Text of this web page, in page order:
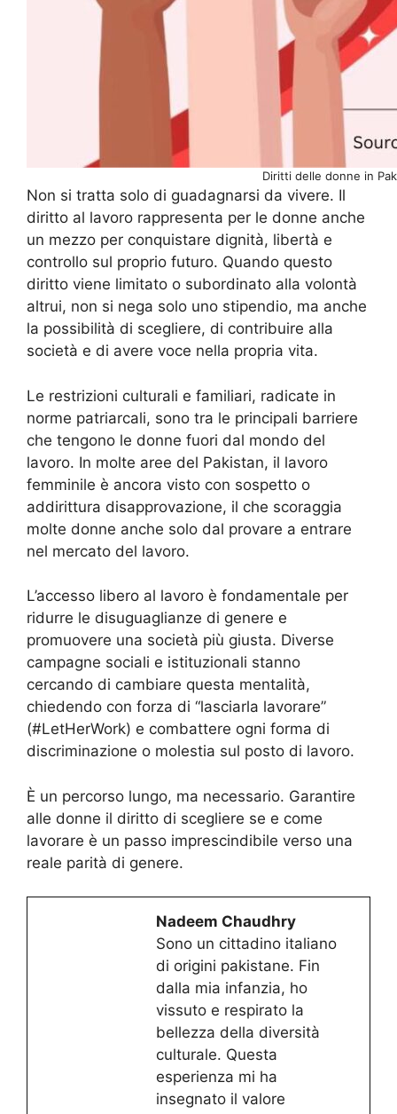
Diritti delle donne in
Non si tratta solo di guadagnarsi da vivere. Il
diritto al lavoro rappresenta per le donne anche
un mezzo per conquistare dignità, libertà e
controllo sul proprio futuro. Quando questo
diritto viene limitato o subordinato alla volontà
altrui, non si nega solo uno stipendio, ma anche
la possibilità di scegliere, di contribuire alla
società e di avere voce nella propria vita.
Le restrizioni culturali e familiari, radicate in
norme patriarcali, sono tra le principali barriere
che tengono le donne fuori dal mondo del
lavoro. In molte aree del Pakistan, il lavoro
femminile è ancora visto con sospetto o
addirittura disapprovazione, il che scoraggia
molte donne anche solo dal provare a entrare
nel mercato del lavoro.
L’accesso libero al lavoro è fondamentale per
ridurre le disuguaglianze di genere e
promuovere una società più giusta. Diverse
campagne sociali e istituzionali stanno
cercando di cambiare questa mentalità,
chiedendo con forza di “lasciarla lavorare”
(#LetHerWork) e combattere ogni forma di
discriminazione o molestia sul posto di lavoro.
È un percorso lungo, ma necessario. Garantire
alle donne il diritto di scegliere se e come
lavorare è un passo imprescindibile verso una
reale parità di genere.
Nadeem Chaudhry
Sono un cittadino italiano
di origini pakistane. Fin
dalla mia infanzia, ho
vissuto e respirato la
bellezza della diversità
culturale. Questa
esperienza mi ha
insegnato il valore